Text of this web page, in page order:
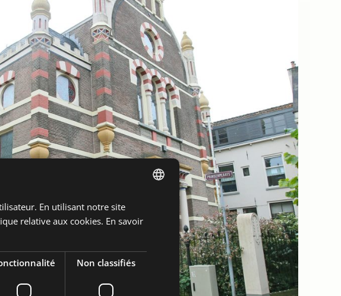
ENGLISH
GERMAN
En utilisant notre site
relative aux cookies. En savoir
Non classifiés